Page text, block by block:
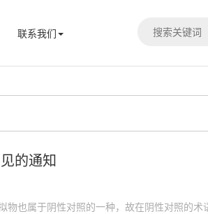
联系我们
的通知
也属于阴性对照的一种，故在阴性对照的术